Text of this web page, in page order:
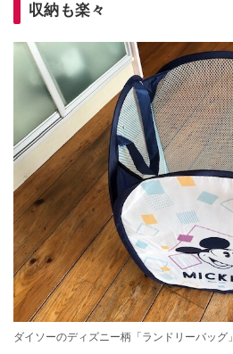
収納も楽々
ダイソーのディズニー柄「ランドリーバッグ」